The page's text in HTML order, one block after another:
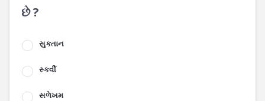
છે ?
સુકતાન
સ્કર્વી
સળેખમ